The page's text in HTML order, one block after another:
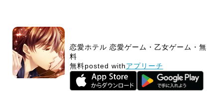
恋愛ホテル 恋愛ゲーム・乙女ゲーム・無
料
無料posted withアプリーチ